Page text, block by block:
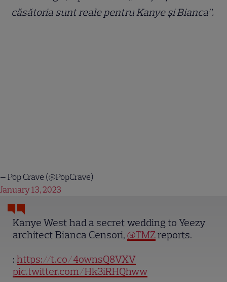
căsătoria sunt reale pentru Kanye și Bianca”.
Kanye West had a secret wedding to Yeezy
architect Bianca Censori,@TMZreports.
:https://t.co/4ownsQ8VXV
pic.twitter.com/Hk3iRHQhww
— Pop Crave (@PopCrave)
January 13, 2023